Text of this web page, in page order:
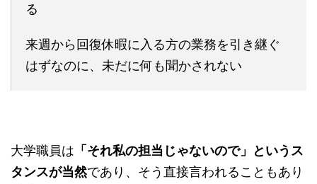
る
来週から回復休暇に入る方の業務を引き継ぐ
はずなのに、未だに何も聞かされない
大学職員は 「それ私の担当じゃないので」というス
タンスが当然であり、そう直接言われることもあり